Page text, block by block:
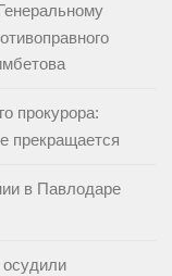
прокурора:
прекращается
в Павлодаре